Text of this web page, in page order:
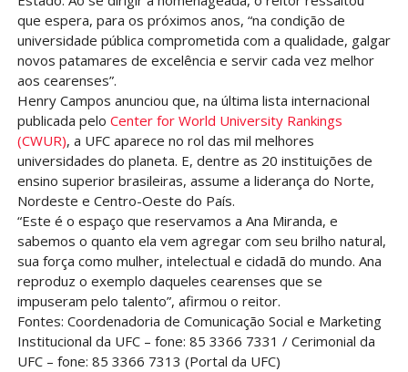
que espera, para os próximos anos, “na condição de
universidade pública comprometida com a qualidade, galgar
novos patamares de excelência e servir cada vez melhor
aos cearenses”.
Henry Campos anunciou que, na última lista internacional
publicada pelo Center for World University Rankings
(CWUR), a UFC aparece no rol das mil melhores
universidades do planeta. E, dentre as 20 instituições de
ensino superior brasileiras, assume a liderança do Norte,
Nordeste e Centro-Oeste do País.
“Este é o espaço que reservamos a Ana Miranda, e
sabemos o quanto ela vem agregar com seu brilho natural,
sua força como mulher, intelectual e cidadã do mundo. Ana
reproduz o exemplo daqueles cearenses que se
impuseram pelo talento”, afirmou o reitor.
Fontes: Coordenadoria de Comunicação Social e Marketing
Institucional da UFC – fone: 85 3366 7331 / Cerimonial da
UFC – fone: 85 3366 7313 (Portal da UFC)